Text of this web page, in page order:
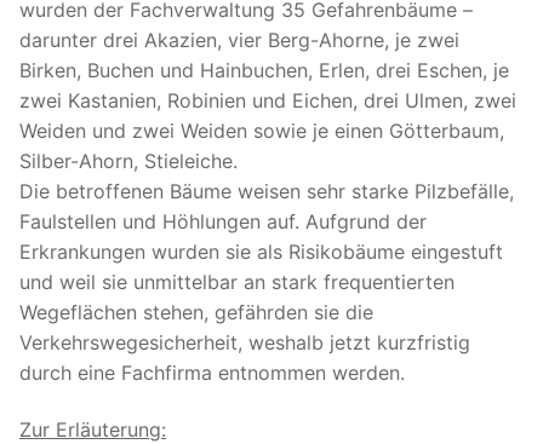
wurden der Fachverwaltung 35 Gefahrenbäume –
darunter drei Akazien, vier Berg-Ahorne, je zwei
Birken, Buchen und Hainbuchen, Erlen, drei Eschen, je
zwei Kastanien, Robinien und Eichen, drei Ulmen, zwei
Weiden und zwei Weiden sowie je einen Götterbaum,
Silber-Ahorn, Stieleiche.
Die betroffenen Bäume weisen sehr starke Pilzbefälle,
Faulstellen und Höhlungen auf. Aufgrund der
Erkrankungen wurden sie als Risikobäume eingestuft
und weil sie unmittelbar an stark frequentierten
Wegeflächen stehen, gefährden sie die
Verkehrswegesicherheit, weshalb jetzt kurzfristig
durch eine Fachfirma entnommen werden.
Zur Erläuterung: